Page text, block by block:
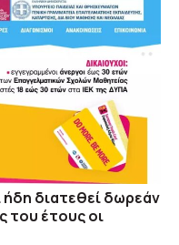
διατεθεί δωρεάν
του έτους οι